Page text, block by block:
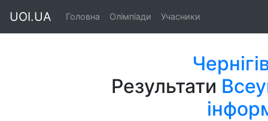
UOI.UA Головна Олімпіади Учасники
Результати